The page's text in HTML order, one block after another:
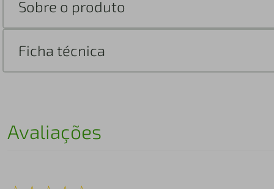
Sobre o produto
Ficha técnica
Avaliações